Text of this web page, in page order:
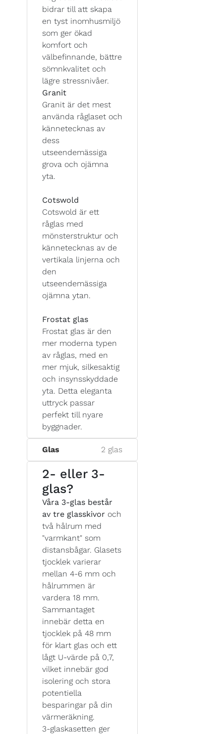
bidrar till att skapa
en tyst inomhusmiljö
som ger ökad
komfort och
välbefinnande, bättre
sömnkvalitet och
lägre stressnivåer.
Granit
Granit är det mest
använda råglaset och
kännetecknas av
dess
utseendemässiga
grova och ojämna
yta.
Cotswold
Cotswold är ett
råglas med
mönsterstruktur och
kännetecknas av de
vertikala linjerna och
den
utseendemässiga
ojämna ytan.
Frostat glas
Frostat glas är den
mer moderna typen
av råglas, med en
mer mjuk, silkesaktig
och insynsskyddade
yta. Detta eleganta
uttryck passar
perfekt till nyare
byggnader.
Glas 2 glas
2- eller 3-
glas?
Våra 3-glas består
av tre glasskivor och
två hålrum med
"varmkant" som
distansbågar. Glasets
tjocklek varierar
mellan 4-6 mm och
hålrummen är
vardera 18 mm.
Sammantaget
innebär detta en
tjocklek på 48 mm
för klart glas och ett
lågt U-värde på 0,7,
vilket innebär god
isolering och stora
potentiella
besparingar på din
värmeräkning.
3-glaskasetten ger